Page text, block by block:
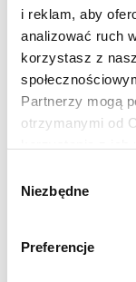
i reklam, aby
analizować ruch
korzystasz z
Partnerzy mogą
otrzymanymi od
zgody
Niezbędne
Preferencje